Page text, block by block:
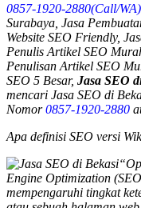
0857-1920-2880(Call/WA)
Surabaya, Jasa
Website SEO Friendly,
Penulis Artikel SEO
Penulisan Artikel SEO
SEO 5 Besar, Jasa SEO
mencari Jasa SEO di
Nomor0857-1920-2880
Apa definisi SEO versi
Engine Optimization
mempengaruhi tingkat